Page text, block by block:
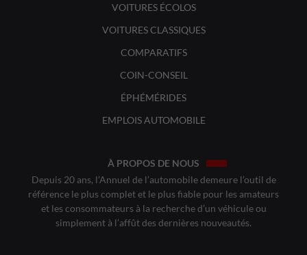
VOITURES ÉCOLOS
VOITURES CLASSIQUES
COMPARATIFS
COIN-CONSEIL
ÉPHÉMÉRIDES
EMPLOIS AUTOMOBILE
À PROPOS DE NOUS
Depuis 20 ans, l’Annuel de l’automobile demeure l’outil de
référence le plus complet et le plus fiable pour les amateurs
et les consommateurs à la recherche d’un véhicule ou
simplement à l’affût des dernières nouveautés.